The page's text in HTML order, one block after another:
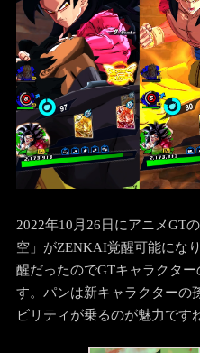
2022年10月26日にアニメGT
空」がZENKAI覚醒可能にな
醒だったのでGTキャラクタ
す。パンは新キャラクターの
ビリティが乗るのが魅力です